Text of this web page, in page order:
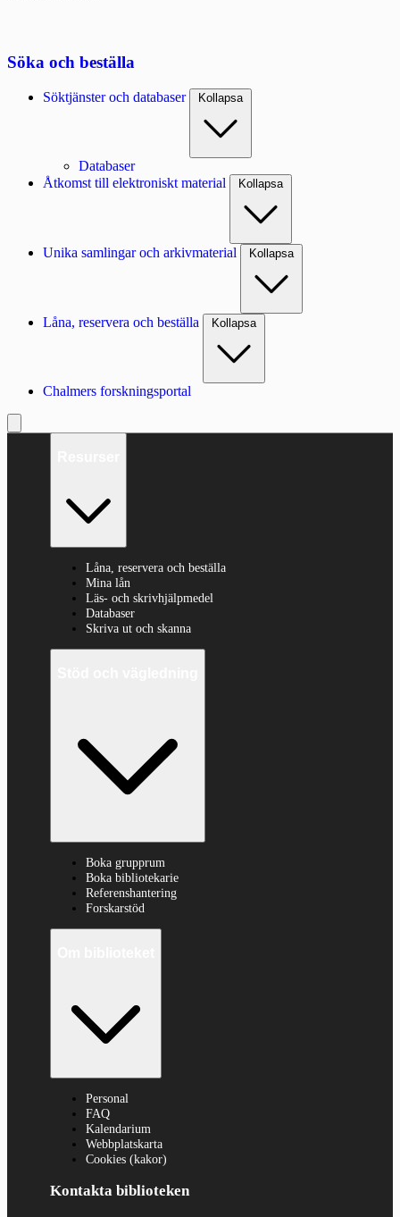
Söka och beställa
Söktjänster och databaser Kollapsa
Databaser
Åtkomst till elektroniskt material
Kollapsa
Unika samlingar och arkivmaterial Kollapsa
Låna, reservera och beställa Kollapsa
Chalmers forskningsportal
Låna, reservera och beställa
Mina lån
Läs- och skrivhjälpmedel
Databaser
Skriva ut och skanna
Boka grupprum
Boka bibliotekarie
Referenshantering
Forskarstöd
Personal
FAQ
Kalendarium
Webbplatskarta
Cookies (kakor)
Kontakta biblioteken